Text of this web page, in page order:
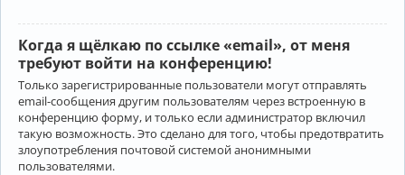
Когда я щёлкаю по ссылке «email», от меня
требуют войти на конференцию!
Только зарегистрированные пользователи могут отправлять
email-сообщения другим пользователям через встроенную в
конференцию форму, и только если администратор включил
такую возможность. Это сделано для того, чтобы предотвратить
злоупотребления почтовой системой анонимными
пользователями.